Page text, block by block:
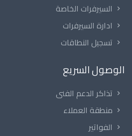
السيرفرات الخاصة
ادارة السيرفرات
تسجيل النطاقات
الوصول السريع
تذاكر الدعم الفنى
منطقة العملاء
الفواتير